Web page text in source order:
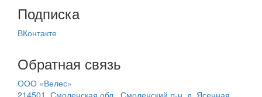
Подписка
ВКонтакте
Обратная связь
ООО «Велес»